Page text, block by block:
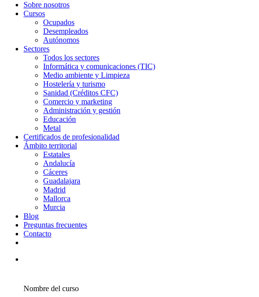
Sobre nosotros
Cursos
Ocupados
Desempleados
Autónomos
Sectores
Todos los sectores
Informática y comunicaciones (TIC)
Medio ambiente y Limpieza
Hostelería y turismo
Sanidad (Créditos CFC)
Comercio y marketing
Administración y gestión
Educación
Metal
Certificados de profesionalidad
Ámbito territorial
Estatales
Andalucía
Cáceres
Guadalajara
Madrid
Mallorca
Murcia
Blog
Preguntas frecuentes
Contacto
Nombre del curso